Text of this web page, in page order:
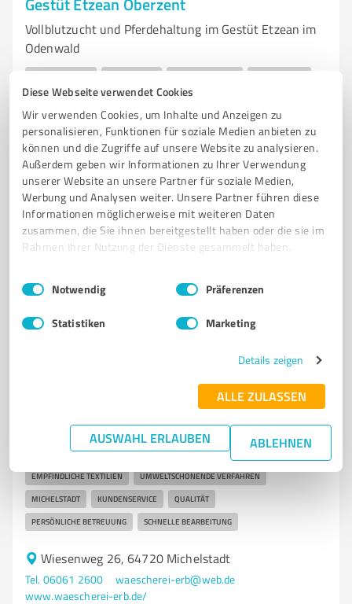
Diese Webseite verwendet Cookies
Wir verwenden Cookies, um Inhalte und Anzeigen zu
personalisieren, Funktionen für soziale Medien anbieten zu
können und die Zugriffe auf unsere Website zu analysieren.
Außerdem geben wir Informationen zu Ihrer Verwendung
unserer Website an unsere Partner für soziale Medien,
Werbung und Analysen weiter. Unsere Partner führen diese
Informationen möglicherweise mit weiteren Daten
zusammen, die Sie ihnen bereitgestellt haben oder die sie im
Rahmen Ihrer Nutzung der Dienste gesammelt haben.
Impressum Datenschutzbestimmungen
Einwilligungsauswahl
Notwendig Präferenzen
Statistiken Marketing
Details zeigen
ALLE ZULASSEN
AUSWAHL ERLAUBEN ABLEHNEN
Vollblutzucht und Pferdehaltung im Gestüt Etzean im
Odenwald
FOHLEN JÄHRLINGE BIOLOGISCHE LANDWIRTSCHAFT
PFERDEHALTUNG ZUCHTPHILOSOPHIE PFERDELIEBE
ZÜCHTERGEMEINSCHAFT
Ortsstraße 34, 64760 Oberzent
info@gestuet-etzean.de gestuet-etzean.de/
4,80 / 5,00
Professionelle Wäscherei in Michelstadt für
Textilreinigung und Wäschepflege
WÄSCHEREI
HOL- UND BRING-SERVICE PROFESSIONELLE REINIGUNG
EMPFINDLICHE TEXTILIEN UMWELTSCHONENDE VERFAHREN
MICHELSTADT KUNDENSERVICE QUALITÄT
PERSÖNLICHE BETREUUNG SCHNELLE BEARBEITUNG
Wiesenweg 26, 64720 Michelstadt
Tel. 06061 2600
waescherei-erb@web.de
www.waescherei-erb.de/